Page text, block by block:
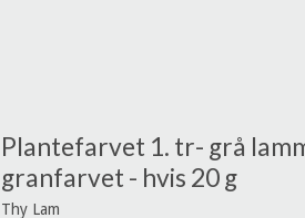
Plantefarvet 1. tr- grå
granfarvet - hvis 20 g
Thy Lam